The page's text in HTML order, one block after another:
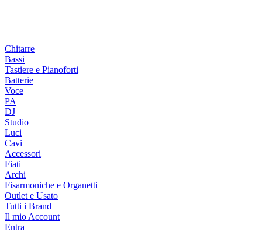
Chitarre
Bassi
Tastiere e Pianoforti
Batterie
Voce
PA
DJ
Studio
Luci
Cavi
Accessori
Fiati
Archi
Fisarmoniche e Organetti
Outlet e Usato
Tutti i Brand
Il mio Account
Entra